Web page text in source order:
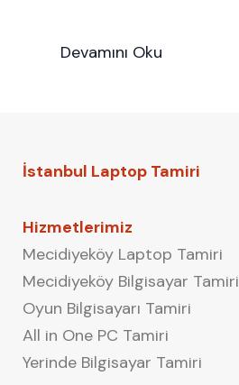
Devamını Oku
İstanbul Laptop Tamiri
Hizmetlerimiz
Mecidiyeköy Laptop Tamiri
Mecidiyeköy Bilgisayar Tamiri
Oyun Bilgisayarı Tamiri
All in One PC Tamiri
Yerinde Bilgisayar Tamiri